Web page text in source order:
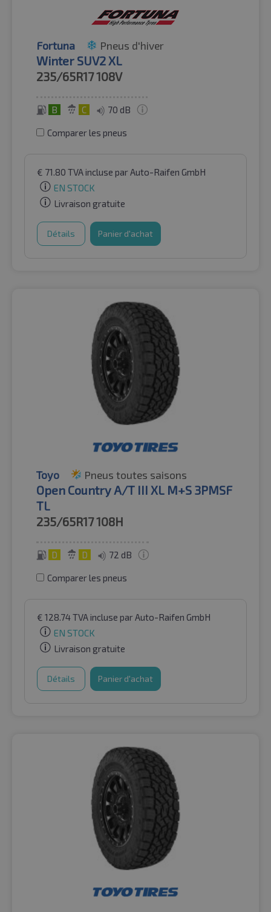
Fortuna Pneus d'hiver
Winter SUV2 XL
235/65R17108V
B C 70 dB
Comparer les pneus
€ 71.80 TVA incluse par Auto-Raifen GmbH
EN STOCK
Livraison gratuite
Détails Panier d'achat
Toyo Pneus toutes saisons
Open Country A/T III XL M+S 3PMSF
TL
235/65R17108H
D D 72 dB
Comparer les pneus
€ 128.74TVA incluse par Auto-Raifen GmbH
EN STOCK
Livraison gratuite
Détails Panier d'achat